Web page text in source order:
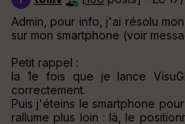
Admin, pour info, j'ai résolu
sur mon smartphone (voir
Petit rappel :
la 1e fois que je lance
correctement.
Puis j'éteins le smartphone
rallume plus loin : là, le